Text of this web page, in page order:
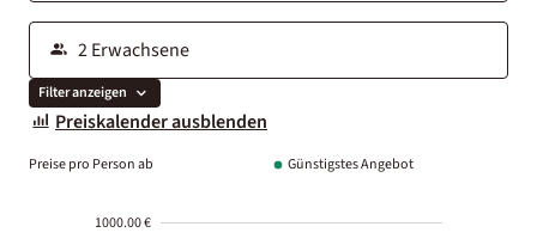
Filter anzeigen
Preiskalender ausblenden
Preise pro Person ab Günstigstes Angebot
1000.00 €